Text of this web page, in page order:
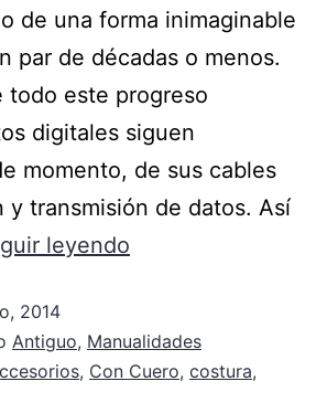
de una forma inimaginable
par de décadas o menos.
todo este progreso
digitales siguen
momento, de sus cables
y transmisión de datos. Así
leyendo
2014
Antiguo, Manualidades
, Con Cuero, costura,